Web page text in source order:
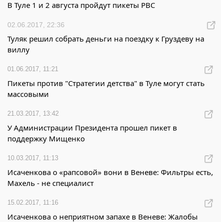
В Туле 1 и 2 августа пройдут пикеты РВС
02.06.2017, 22:36
Туляк решил собрать деньги на поездку к Груздеву на
виллу
01.06.2017, 11:21
Пикеты против "Стратегии детства" в Туле могут стать
массовыми
21.03.2017, 13:42
У Администрации Президента прошел пикет в
поддержку Мищенко
10.03.2017, 11:13
Исаченкова о «рапсовой» вони в Веневе: Фильтры есть,
Махель - не специалист
15.02.2017, 11:16
Исаченкова о неприятном запахе в Веневе: Жалобы